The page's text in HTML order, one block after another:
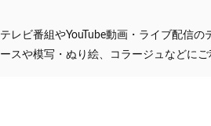
テレビ番組やYouTube動画・ライブ配信
ースや模写・ぬり絵、コラージュなどにご